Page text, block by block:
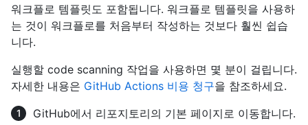
워크플로 템플릿도 포함됩니다. 워크플로 템플릿을 사용하
는 것이 워크플로를 처음부터 작성하는 것보다 훨씬 쉽습
니다.
실행할 code scanning 작업을 사용하면 몇 분이 걸립니다.
자세한 내용은 GitHub Actions 비용 청구을 참조하세요.
GitHub에서 리포지토리의 기본 페이지로 이동합니다.